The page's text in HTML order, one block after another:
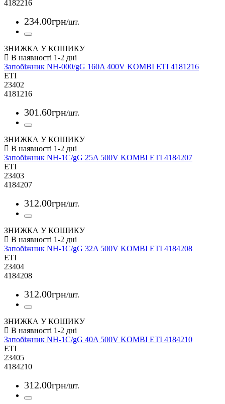
4182216
234.00грн/шт.
ЗНИЖКА У КОШИКУ
Запобіжник NH-000/gG 160A 400V KOMBI ETI 4181216
ETI
23402
4181216
301.60грн/шт.
ЗНИЖКА У КОШИКУ
Запобіжник NH-1C/gG 25A 500V KOMBI ETI 4184207
ETI
23403
4184207
312.00грн/шт.
ЗНИЖКА У КОШИКУ
Запобіжник NH-1C/gG 32A 500V KOMBI ETI 4184208
ETI
23404
4184208
312.00грн/шт.
ЗНИЖКА У КОШИКУ
Запобіжник NH-1C/gG 40A 500V KOMBI ETI 4184210
ETI
23405
4184210
312.00грн/шт.